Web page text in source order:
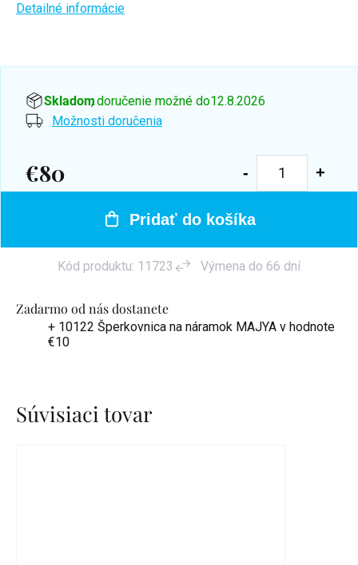
Zadarmo od nás dostanete
+ 10122 Šperkovnica na náramok MAJYA v hodnote
€10
Detailné informácie
Skladom, doručenie možné do12.8.2026
Možnosti doručenia
€80
Jednotková
Pridať do košíka
Kód produktu: 11723 Výmena do 66 dní
Súvisiaci tovar